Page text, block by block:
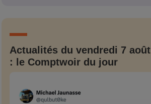
Actualités du vendredi 7 août
: le Comptwoir du jour